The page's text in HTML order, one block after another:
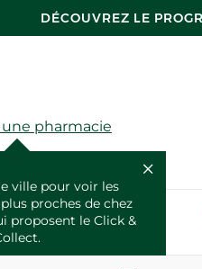
DÉCOUVREZ LE
pharmacie
ville pour voir les
proches de chez
proposent le Click &
NOS SERVICES
SANTÉ